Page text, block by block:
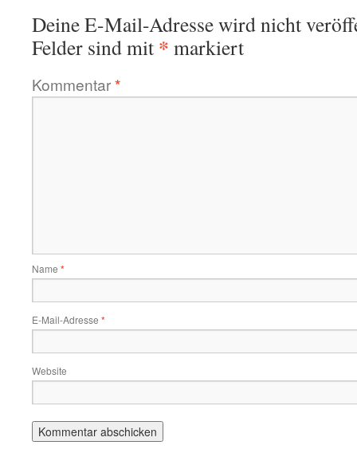
Deine E-Mail-Adresse wird nicht
Felder sind mit * markiert
Kommentar*
Name *
E-Mail-Adresse *
Website